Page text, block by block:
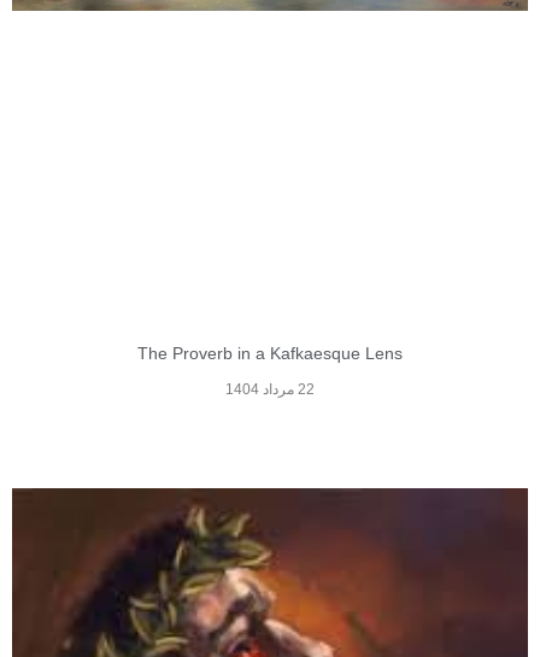
The Proverb in a Kafkaesque Lens
22 مرداد 1404